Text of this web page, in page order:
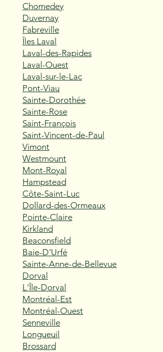
Chomedey
Duvernay
Fabreville
Îles Laval
Laval-des-Rapides
Laval-Ouest
Laval-sur-le-Lac
Pont-Viau
Sainte-Dorothée
Sainte-Rose
Saint-François
Saint-Vincent-de-Paul
Vimont
Westmount
Mont-Royal
Hampstead
Côte-Saint-Luc
Dollard-des-Ormeaux
Pointe-Claire
Kirkland
Beaconsfield
Baie-D'Urfé
Sainte-Anne-de-Bellevue
Dorval
L'Île-Dorval
Montréal-Est
Montréal-Ouest
Senneville
Longueuil
Brossard